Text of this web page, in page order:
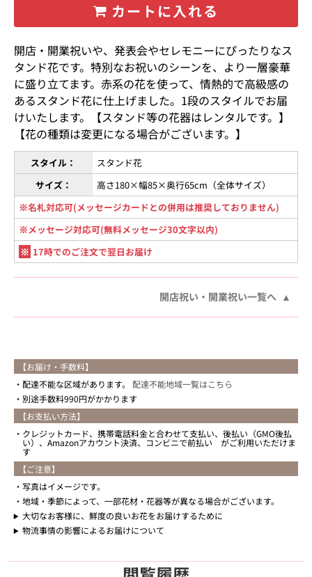
カートに入れる
開店・開業祝いや、発表会やセレモニーにぴったりなス
タンド花です。特別なお祝いのシーンを、より一層豪華
に盛り立てます。赤系の花を使って、情熱的で高級感の
あるスタンド花に仕上げました。1段のスタイルでお届
けいたします。【スタンド等の花器はレンタルです。】
【花の種類は変更になる場合がございます。】
スタイル：
スタンド花
サイズ：
高さ180×幅85×奥行65cm（全体サイズ）
※名札対応可(メッセージカードとの併用は推奨しておりません)
※メッセージ対応可(無料メッセージ30文字以内)
※ 17時でのご注文で翌日お届け
開店祝い・開業祝い一覧へ
【お届け・手数料】
配達不能な区域があります。 配達不能地域一覧はこちら
別途手数料990円がかかります
【お支払い方法】
クレジットカード、携帯電話料金と合わせて支払い、後払い（GMO後払
い）、Amazonアカウント決済、コンビニで前払い がご利用いただけま
す
【ご注意】
写真はイメージです。
地域・季節によって、一部花材・花器等が異なる場合がございます。
大切なお客様に、鮮度の良いお花をお届けするために
物流事情の影響によるお届けについて